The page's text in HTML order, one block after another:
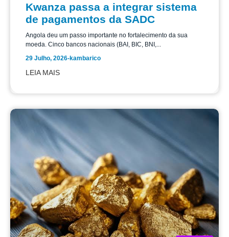
Kwanza passa a integrar sistema
de pagamentos da SADC
Angola deu um passo importante no fortalecimento da sua
moeda. Cinco bancos nacionais (BAI, BIC, BNI,...
29 Julho, 2026-kambarico
LEIA MAIS